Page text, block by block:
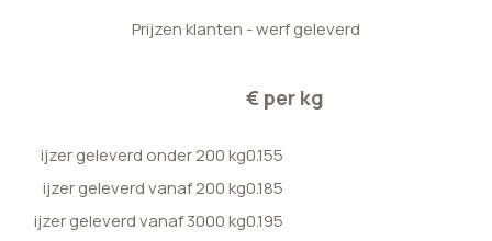
Prijzen klanten - werf geleverd
€ per kg
ijzer geleverd onder 200 kg0.155
ijzer geleverd vanaf 200 kg0.185
ijzer geleverd vanaf 3000 kg0.195